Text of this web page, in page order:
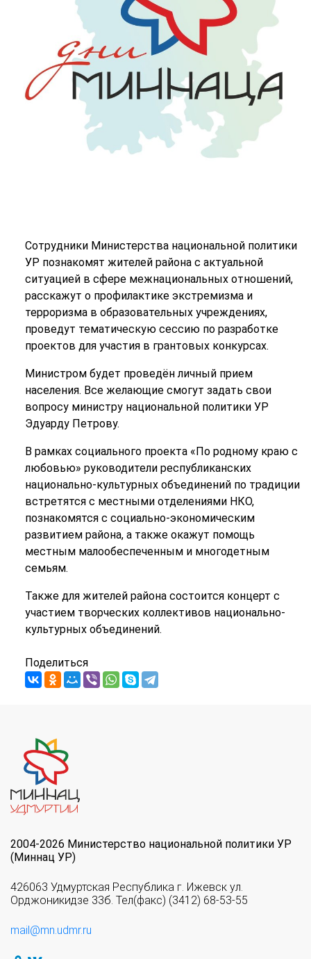
Сотрудники Министерства национальной политики
УР познакомят жителей района с актуальной
ситуацией в сфере межнациональных отношений,
расскажут о профилактике экстремизма и
терроризма в образовательных учреждениях,
проведут тематическую сессию по разработке
проектов для участия в грантовых конкурсах.
Министром будет проведён личный прием
населения. Все желающие смогут задать свои
вопросу министру национальной политики УР
Эдуарду Петрову.
В рамках социального проекта «По родному краю с
любовью» руководители республиканских
национально-культурных объединений по традиции
встретятся с местными отделениями НКО,
познакомятся с социально-экономическим
развитием района, а также окажут помощь
местным малообеспеченным и многодетным
семьям.
Также для жителей района состоится концерт с
участием творческих коллективов национально-
культурных объединений.
Поделиться
2004-2026 Министерство национальной политики УР
(Миннац УР)
426063 Удмуртская Республика г. Ижевск ул.
Орджоникидзе 33б. Тел(факс) (3412) 68-53-55
mail@mn.udmr.ru